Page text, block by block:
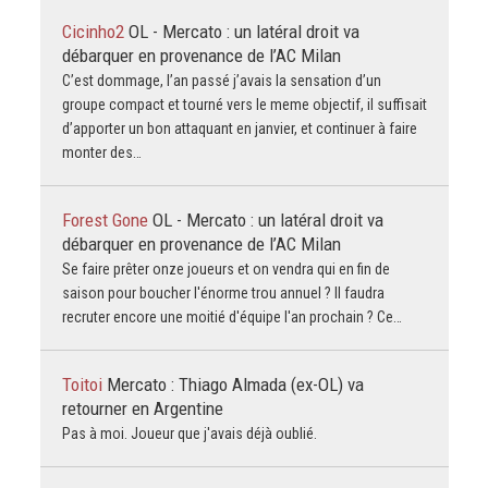
Cicinho2 OL - Mercato : un latéral droit va
débarquer en provenance de l’AC Milan
C’est dommage, l’an passé j’avais la sensation d’un
groupe compact et tourné vers le meme objectif, il suffisait
d’apporter un bon attaquant en janvier, et continuer à faire
monter des…
Forest Gone OL - Mercato : un latéral droit va
débarquer en provenance de l’AC Milan
Se faire prêter onze joueurs et on vendra qui en fin de
saison pour boucher l'énorme trou annuel ? Il faudra
recruter encore une moitié d'équipe l'an prochain ? Ce…
Toitoi Mercato : Thiago Almada (ex-OL) va
retourner en Argentine
Pas à moi. Joueur que j'avais déjà oublié.